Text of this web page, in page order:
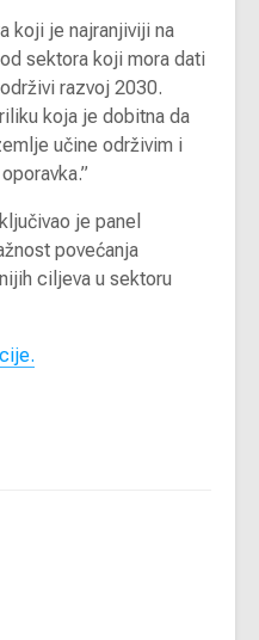
koji je najranjiviji na
sektora koji mora dati
razvoj 2030.
koja je dobitna da
učine održivim i
je panel
povećanja
ciljeva u sektoru